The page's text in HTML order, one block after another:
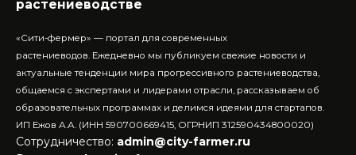
растениеводстве
«Сити-фермер» — портал для современных
растениеводов. Ежедневно мы публикуем свежие новости и
актуальные тенденции мира прогрессивного растениеводства,
общаемся с экспертами и лидерами отрасли, рассказываем об
образовательных программах и делимся идеями для стартапов.
ИП Ежов А.А. (ИНН 590700669415, ОГРНИП 312590434800020)
Сотрудничество: admin@city-farmer.ru